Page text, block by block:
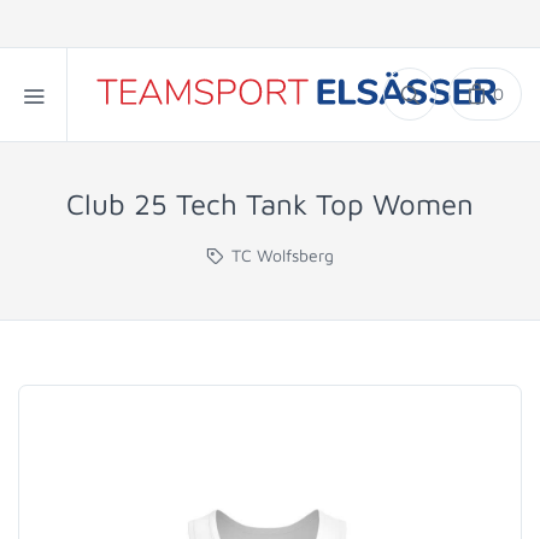
0
Club 25 Tech Tank Top Women
TC Wolfsberg